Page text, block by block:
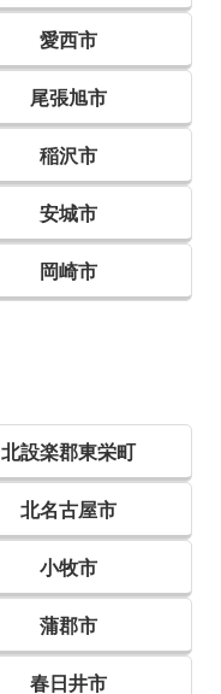
愛西市
尾張旭市
稲沢市
安城市
岡崎市
北設楽郡東栄町
北名古屋市
小牧市
蒲郡市
春日井市